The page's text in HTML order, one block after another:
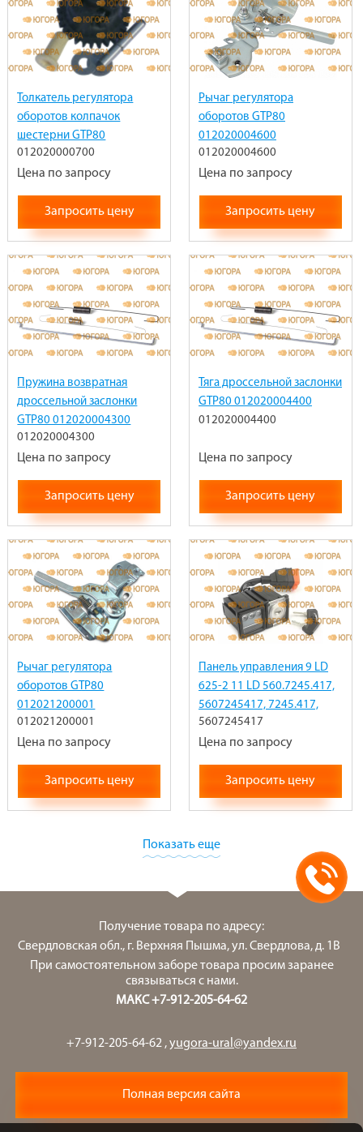
Толкатель регулятора
оборотов колпачок
шестерни GTP80
012020000700
012020000700
Цена по запросу
Запросить цену
Рычаг регулятора
оборотов GTP80
012020004600
012020004600
Цена по запросу
Запросить цену
Пружина возвратная
дроссельной заслонки
GTP80 012020004300
012020004300
Цена по запросу
Запросить цену
Тяга дроссельной заслонки
GTP80 012020004400
012020004400
Цена по запросу
Запросить цену
Рычаг регулятора
оборотов GTP80
012021200001
012021200001
Цена по запросу
Запросить цену
Панель управления 9 LD
625-2 11 LD 560.7245.417,
5607245417, 7245.417,
7245417, ED0072454170-S
5607245417
Цена по запросу
Запросить цену
Показать еще
Получение товара по адресу:
Свердловская обл., г. Верхняя Пышма, ул. Свердлова, д. 1В
При самостоятельном заборе товара просим заранее
связываться с нами.
МАКС +7-912-205-64-62
+7-912-205-64-62 ,yugora-ural@yandex.ru
Полная версия сайта